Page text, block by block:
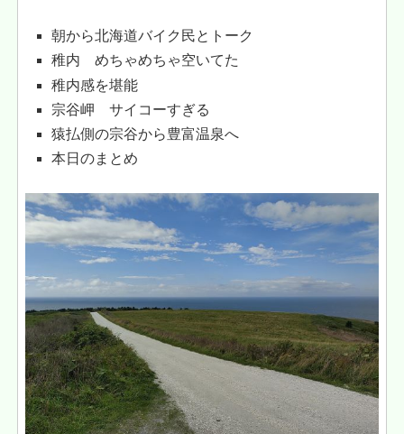
朝から北海道バイク民とトーク
稚内 めちゃめちゃ空いてた
稚内感を堪能
宗谷岬 サイコーすぎる
猿払側の宗谷から豊富温泉へ
本日のまとめ